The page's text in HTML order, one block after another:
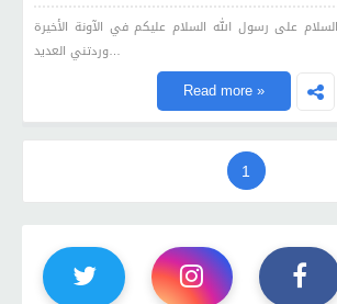
على رسول الله السلام عليكم في الآونة الأخيرة
وردتني العديد…
Read more »
1